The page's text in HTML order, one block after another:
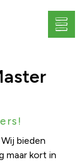
bieden
maar kort in